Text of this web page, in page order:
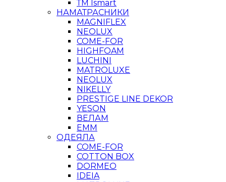
ТМ Ismart
НАМАТРАСНИКИ
MAGNIFLEX
NEOLUX
COME-FOR
HIGHFOAM
LUCHINI
MATROLUXE
NEOLUX
NIKELLY
PRESTIGE LINE DEKOR
YESON
ВЕЛАМ
ЕММ
ОДЕЯЛА
COME-FOR
COTTON BOX
DORMEO
IDEIA